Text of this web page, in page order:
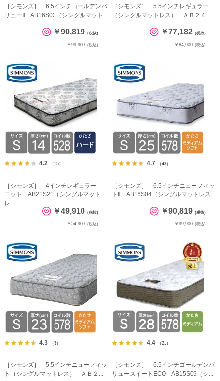
［シモンズ］ 6.5インチゴールデンバ
リューⅡ AB16S03（シングルマット...
￥90,819 (税抜)
￥99,900 (税込)
［シモンズ］ 5.5インチレギュラー
（シングルマットレス） ＡＢ２４...
￥77,182 (税抜)
￥84,900 (税込)
4.2 （15）
［シモンズ］ 4インチレギュラー
ニット AB21S21（シングルマット
レ...
￥49,910 (税抜)
￥54,900 (税込)
4.7 （43）
［シモンズ］ 6.5インチニューフィッ
トⅡ AB16S04（シングルマットレス...
￥90,819 (税抜)
￥99,900 (税込)
4.3 （3）
［シモンズ］ 5.5インチニューフィッ
ト（シングルマットレス） ＡＢ２...
4.4 （21）
［シモンズ］ 6.5インチゴールデンバ
リュースイートECO AB15S09（シ...